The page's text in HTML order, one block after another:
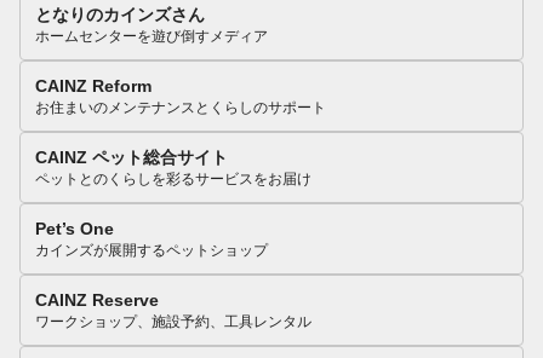
となりのカインズさん
ホームセンターを遊び倒すメディア
CAINZ Reform
お住まいのメンテナンスとくらしのサポート
CAINZ ペット総合サイト
ペットとのくらしを彩るサービスをお届け
Pet’s One
カインズが展開するペットショップ
CAINZ Reserve
ワークショップ、施設予約、工具レンタル